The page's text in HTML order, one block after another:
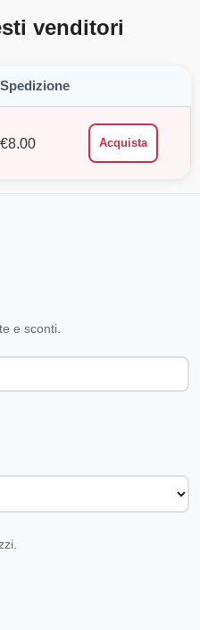
venditori
Spedizione
€8.00 Acquista
e sconti.